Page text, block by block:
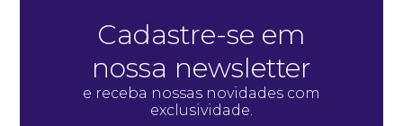
Cadastre-se em
nossa newsletter
e receba nossas novidades com
exclusividade.